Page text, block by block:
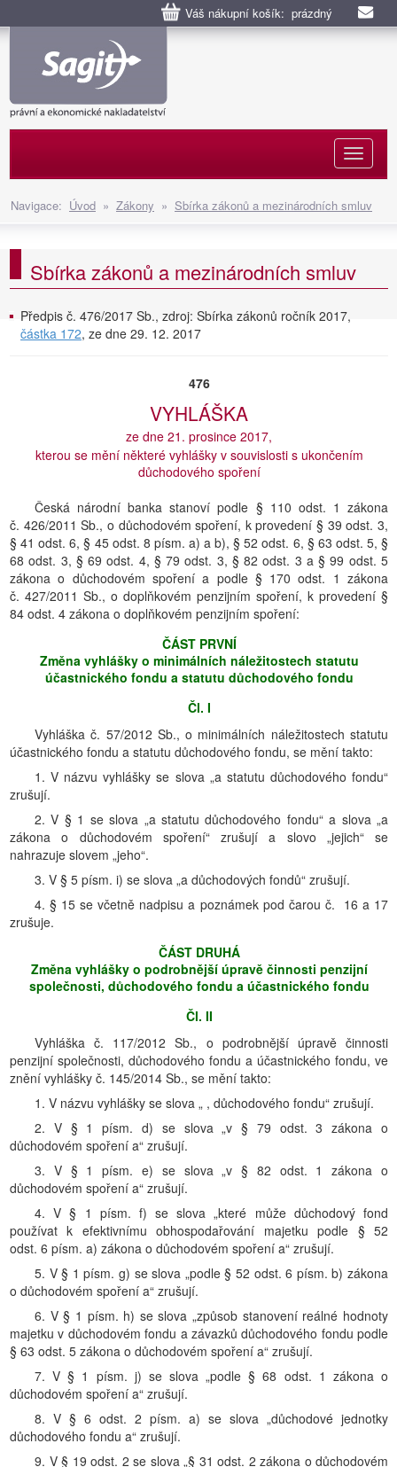
Váš nákupní košík: prázdný
Navigace: Úvod » Zákony » Sbírka zákonů a mezinárodních smluv
Sbírka zákonů a mezinárodních smluv
Předpis č. 476/2017 Sb., zdroj: Sbírka zákonů ročník 2017,
částka 172, ze dne 29. 12. 2017
476
VYHLÁŠKA
ze dne 21. prosince 2017,
kterou se mění některé vyhlášky v souvislosti s ukončením
důchodového spoření
Česká národní banka stanoví podle § 110 odst. 1 zákona
č. 426/2011 Sb., o důchodovém spoření, k provedení § 39 odst. 3,
§ 41 odst. 6, § 45 odst. 8 písm. a) a b), § 52 odst. 6, § 63 odst. 5, §
68 odst. 3, § 69 odst. 4, § 79 odst. 3, § 82 odst. 3 a § 99 odst. 5
zákona o důchodovém spoření a podle § 170 odst. 1 zákona
č. 427/2011 Sb., o doplňkovém penzijním spoření, k provedení §
84 odst. 4 zákona o doplňkovém penzijním spoření:
ČÁST PRVNÍ
Změna vyhlášky o minimálních náležitostech statutu
účastnického fondu a statutu důchodového fondu
Čl. I
Vyhláška č. 57/2012 Sb., o minimálních náležitostech statutu
účastnického fondu a statutu důchodového fondu, se mění takto:
1. V názvu vyhlášky se slova „a statutu důchodového fondu“
zrušují.
2. V § 1 se slova „a statutu důchodového fondu“ a slova „a
zákona o důchodovém spoření“ zrušují a slovo „jejich“ se
nahrazuje slovem „jeho“.
3. V § 5 písm. i) se slova „a důchodových fondů“ zrušují.
4. § 15 se včetně nadpisu a poznámek pod čarou č. 16 a 17
zrušuje.
ČÁST DRUHÁ
Změna vyhlášky o podrobnější úpravě činnosti penzijní
společnosti, důchodového fondu a účastnického fondu
Čl. II
Vyhláška č. 117/2012 Sb., o podrobnější úpravě činnosti
penzijní společnosti, důchodového fondu a účastnického fondu, ve
znění vyhlášky č. 145/2014 Sb., se mění takto:
1. V názvu vyhlášky se slova „ , důchodového fondu“ zrušují.
2. V § 1 písm. d) se slova „v § 79 odst. 3 zákona o
důchodovém spoření a“ zrušují.
3. V § 1 písm. e) se slova „v § 82 odst. 1 zákona o
důchodovém spoření a“ zrušují.
4. V § 1 písm. f) se slova „které může důchodový fond
používat k efektivnímu obhospodařování majetku podle § 52
odst. 6 písm. a) zákona o důchodovém spoření a“ zrušují.
5. V § 1 písm. g) se slova „podle § 52 odst. 6 písm. b) zákona
o důchodovém spoření a“ zrušují.
6. V § 1 písm. h) se slova „způsob stanovení reálné hodnoty
majetku v důchodovém fondu a závazků důchodového fondu podle
§ 63 odst. 5 zákona o důchodovém spoření a“ zrušují.
7. V § 1 písm. j) se slova „podle § 68 odst. 1 zákona o
důchodovém spoření a“ zrušují.
8. V § 6 odst. 2 písm. a) se slova „důchodové jednotky
důchodového fondu a“ zrušují.
9. V § 19 odst. 2 se slova „§ 31 odst. 2 zákona o důchodovém